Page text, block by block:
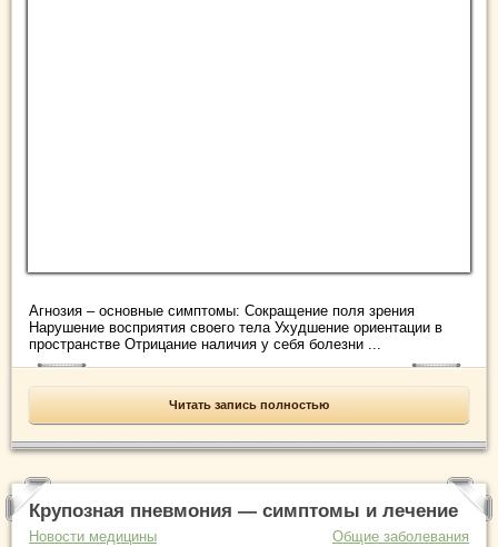
Агнозия – основные симптомы: Сокращение поля зрения
Нарушение восприятия своего тела Ухудшение ориентации в
пространстве Отрицание наличия у себя болезни ...
Читать запись полностью
Крупозная пневмония — симптомы и лечение
Новости медицины Общие заболевания